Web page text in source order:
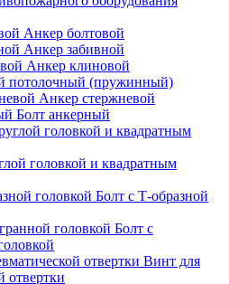
Анкер болтовой
Анкер забивной
Анкер клиновой
потолочный (пружинный)
Анкер стержневой
Болт анкерный
головкой и квадратным
Болт с Т-образной
Болт с
Винт для
отвертки